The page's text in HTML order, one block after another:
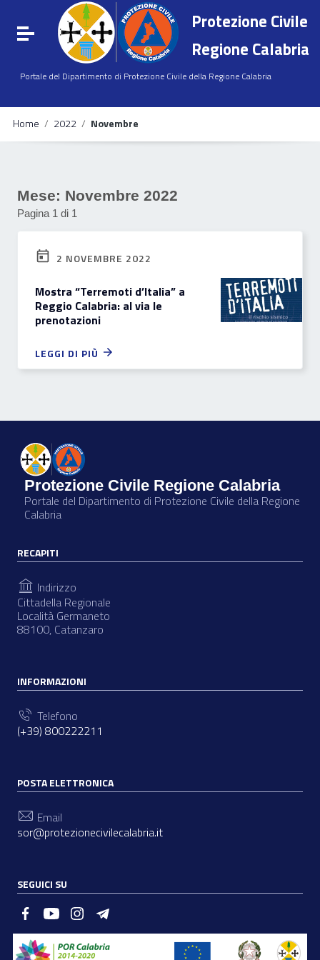
Vai ai contenuti
Vai al menu di navigazione
Vai al footer
Attiva / disattiva la navigazione
Protezione Civile
Regione Calabria
Portale del Dipartimento di Protezione Civile della Regione Calabria
Home / 2022 / Novembre
Mese: Novembre 2022
Pagina 1 di 1
2 NOVEMBRE 2022
Mostra “Terremoti d’Italia” a
Reggio Calabria: al via le
prenotazioni
LEGGI DI PIÙ
Protezione Civile Regione Calabria
Portale del Dipartimento di Protezione Civile della Regione
Calabria
RECAPITI
Indirizzo
Cittadella Regionale
Località Germaneto
88100, Catanzaro
INFORMAZIONI
Telefono
(+39) 800222211
POSTA ELETTRONICA
Email
sor@protezionecivilecalabria.it
SEGUICI SU